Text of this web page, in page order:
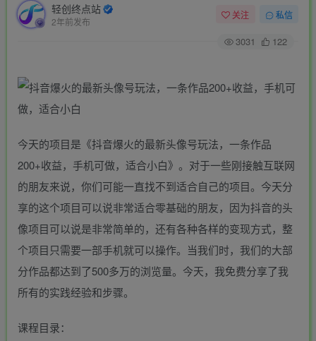
轻创终点站
2年前发布
关注 私信
3031 122
今天的项目是《抖音爆火的最新头像号玩法，一条作品
200+收益，手机可做，适合小白》。对于一些刚接触互联网
的朋友来说，你们可能一直找不到适合自己的项目。今天分
享的这个项目可以说非常适合零基础的朋友，因为抖音的头
像项目可以说是非常简单的，还有各种各样的变现方式，整
个项目只需要一部手机就可以操作。当我们时，我们的大部
分作品都达到了500多万的浏览量。今天，我免费分享了我
所有的实践经验和步骤。
课程目录：